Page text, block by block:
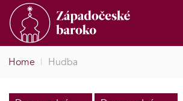
Home | Hudba